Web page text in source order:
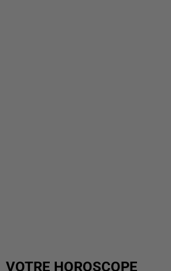
VOTRE HOROSCOPE